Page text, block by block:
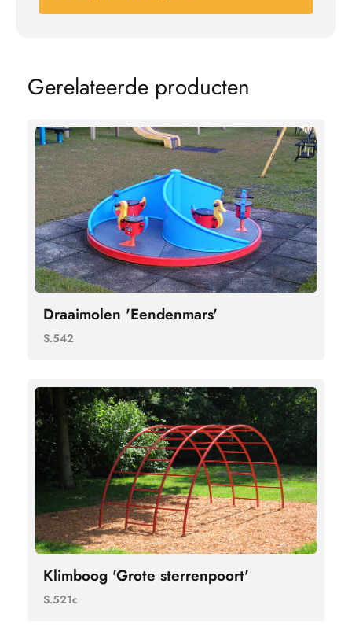
Gerelateerde producten
Draaimolen 'Eendenmars'
S.542
Klimboog 'Grote sterrenpoort'
S.521c